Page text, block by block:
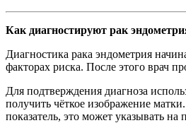
Как диагностируют рак
Диагностика рака эндометрия
факторах риска. После этого врач
Для подтверждения диагноза
получить чёткое изображение
показатель, это может указывать на